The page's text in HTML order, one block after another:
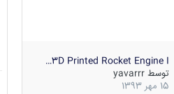
3D Printed Rocket Engine I…
توسط yavarrr
15 مهر 1393